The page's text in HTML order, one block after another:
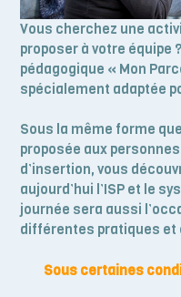
Vous cherchez une
proposer à votre équipe
pédagogique « Mon
spécialement adaptée
Sous la même forme
proposée aux
d’insertion, vous
aujourd’hui l’ISP et le
journée sera aussi
différentes pratiques et
Sous certaines